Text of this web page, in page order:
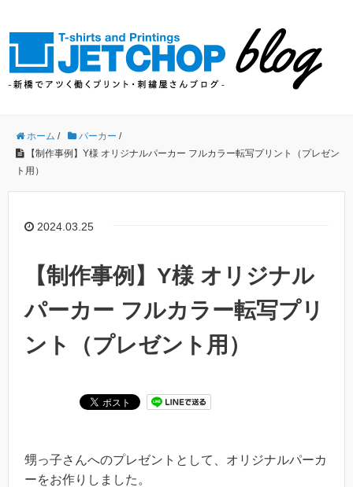
ホーム / パーカー /
【制作事例】Y様 オリジナルパーカー フルカラー転写プリント（プレゼン
ト用）
2024.03.25
【制作事例】Y様 オリジナル
パーカー フルカラー転写プリ
ント（プレゼント用）
甥っ子さんへのプレゼントとして、オリジナルパーカ
ーをお作りしました。